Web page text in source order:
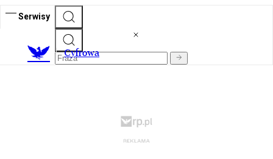
Serwisy
Cyfrowa